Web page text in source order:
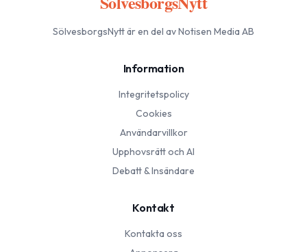
SölvesborgsNyttär en del av Notisen Media AB
Information
Integritetspolicy
Cookies
Användarvillkor
Upphovsrätt och AI
Debatt & Insändare
Kontakt
Kontakta oss